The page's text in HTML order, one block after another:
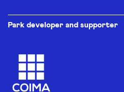
Park developer and supporter